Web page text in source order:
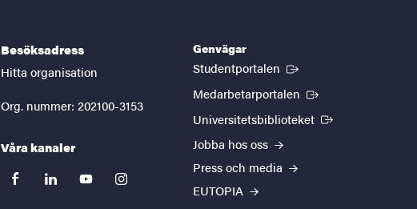
Besöksadress
Hitta organisation
Org. nummer: 202100-3153
Våra kanaler
facebooklinkedinyoutubeinstagram
Genvägar
Studentportalen (Extern länk)
Medarbetarportalen (Extern länk)
Universitetsbiblioteket (Extern länk)
Jobba hos oss
Press och media
EUTOPIA